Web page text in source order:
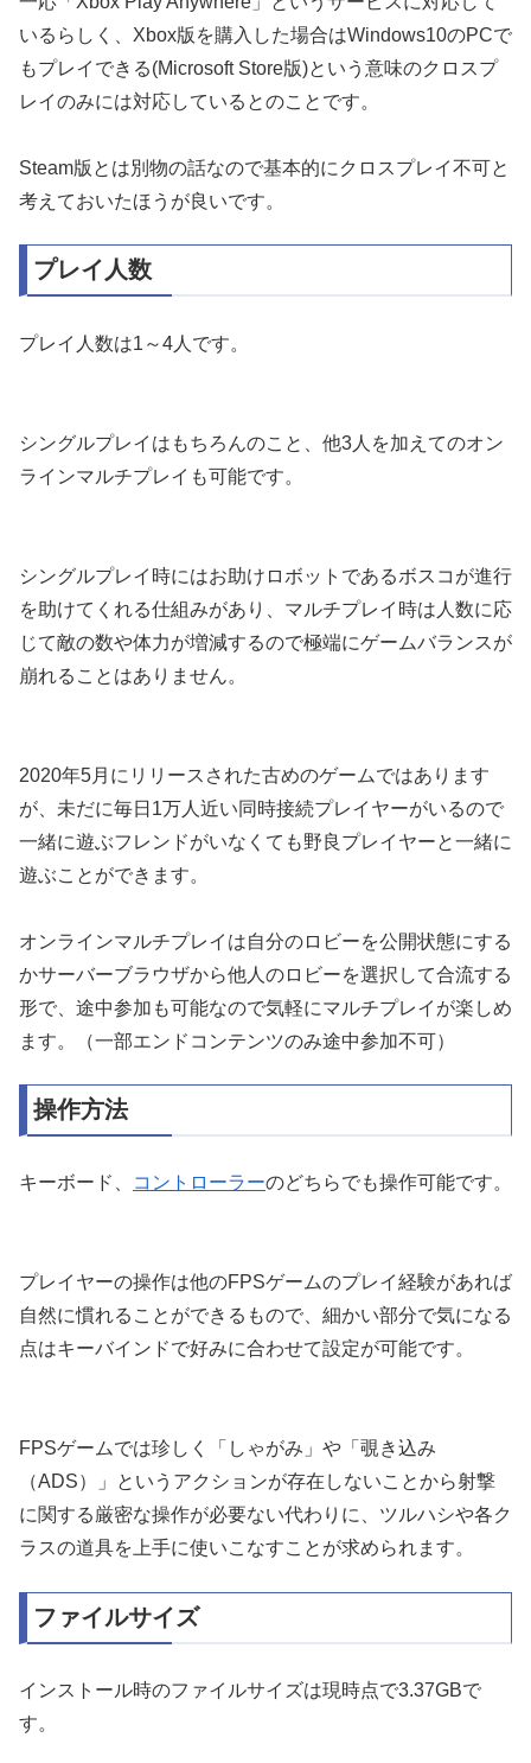
いるらしく、Xbox版を購入した場合はWindows10のPCで
もプレイできる(Microsoft Store版)という意味のクロスプ
レイのみには対応しているとのことです。
Steam版とは別物の話なので基本的にクロスプレイ不可と
考えておいたほうが良いです。
プレイ人数
プレイ人数は1～4人です。
シングルプレイはもちろんのこと、他3人を加えてのオン
ラインマルチプレイも可能です。
シングルプレイ時にはお助けロボットであるボスコが進行
を助けてくれる仕組みがあり、マルチプレイ時は人数に応
じて敵の数や体力が増減するので極端にゲームバランスが
崩れることはありません。
2020年5月にリリースされた古めのゲームではあります
が、未だに毎日1万人近い同時接続プレイヤーがいるので
一緒に遊ぶフレンドがいなくても野良プレイヤーと一緒に
遊ぶことができます。
オンラインマルチプレイは自分のロビーを公開状態にする
かサーバーブラウザから他人のロビーを選択して合流する
形で、途中参加も可能なので気軽にマルチプレイが楽しめ
ます。（一部エンドコンテンツのみ途中参加不可）
操作方法
キーボード、 コントローラーのどちらでも操作可能です。
プレイヤーの操作は他のFPSゲームのプレイ経験があれば
自然に慣れることができるもので、細かい部分で気になる
点はキーバインドで好みに合わせて設定が可能です。
FPSゲームでは珍しく「しゃがみ」や「覗き込み
（ADS）」というアクションが存在しないことから射撃
に関する厳密な操作が必要ない代わりに、ツルハシや各ク
ラスの道具を上手に使いこなすことが求められます。
ファイルサイズ
インストール時のファイルサイズは現時点で3.37GBで
す。